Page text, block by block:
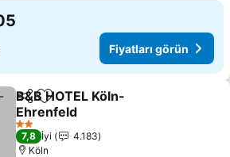
Fiyatları görün
PaylaşFavorilerime ekle
B&B HOTEL Köln-
Ehrenfeld
Fiyatları görün
2 Yıldız
7,8 İyi
4.183
Köln